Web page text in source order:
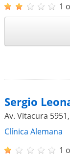
1
Sergio
Av. Vitacura 5951,
Clínica Alemana
1